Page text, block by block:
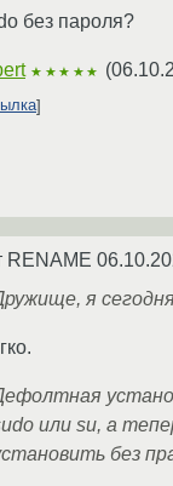
без пароля?
★★★★★ (
RENAME
я
или su, а
без